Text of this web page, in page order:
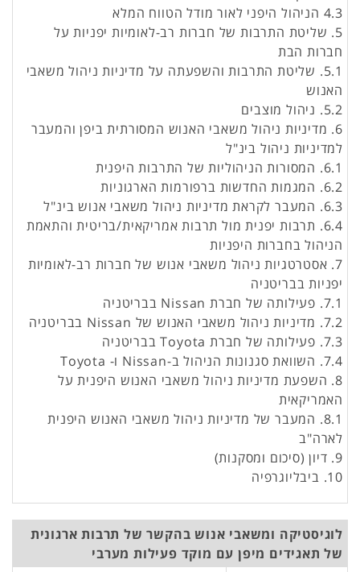
4.3 הניהול היפני לאור מודל הטווח המלא
5. שליטת התרבות של חברות רב-לאומיות יפניות על
חברות הבת
5.1. שליטת התרבות והשפעתה על מדיניות ניהול משאבי
האנוש
5.2. ניהול מוצבים
6. מדיניות ניהול משאבי האנוש המסורתית ביפן והמעבר
למדיניות ניהול בינ"ל
6.1. המסורות הניהוליות של התרבות היפנית
6.2. המגמות החדשות ברפורמות הארגוניות
6.3. המעבר לקראת מדיניות ניהול משאבי אנוש בינ"ל
6.4. תרבות יפנית מול תרבות אמריקאית/בריטית והתאמת
הניהול בחברות היפניות
7. אסטרטגיות ניהול משאבי אנוש של חברות רב-לאומיות
יפניות בבריטניה
7.1. פעילותה של חברת Nissan בבריטניה
7.2. מדיניות ניהול משאבי האנוש של Nissan בבריטניה
7.3. פעילותה של חברת Toyota בבריטניה
7.4. השוואת סגנונות הניהול ב-Nissan ו- Toyota
8. השפעת מדיניות ניהול משאבי האנוש היפנית על
האמריקאית
8.1. המעבר של מדיניות ניהול משאבי האנוש היפנית
לארה"ב
9. דיון (סיכום ומסקנות)
10. ביבליוגרפיה
לוגיסטיקה ומשאבי אנוש בהקשר של תרבות ארגונית
של תאגידים מיפן עם מוקד פעילות מערבי